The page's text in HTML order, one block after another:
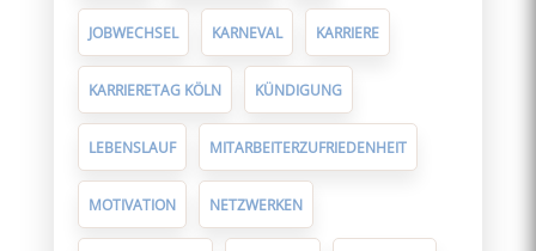
JOBWECHSEL KARNEVAL KARRIERE
KARRIERETAG KÖLN KÜNDIGUNG
LEBENSLAUF MITARBEITERZUFRIEDENHEIT
MOTIVATION NETZWERKEN